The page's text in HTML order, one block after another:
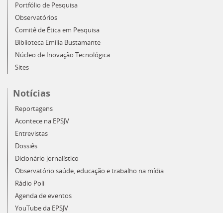
Portfólio de Pesquisa
Observatórios
Comitê de Ética em Pesquisa
Biblioteca Emília Bustamante
Núcleo de Inovação Tecnológica
Sites
Notícias
Reportagens
Acontece na EPSJV
Entrevistas
Dossiês
Dicionário jornalístico
Observatório saúde, educação e trabalho na mídia
Rádio Poli
Agenda de eventos
YouTube da EPSJV